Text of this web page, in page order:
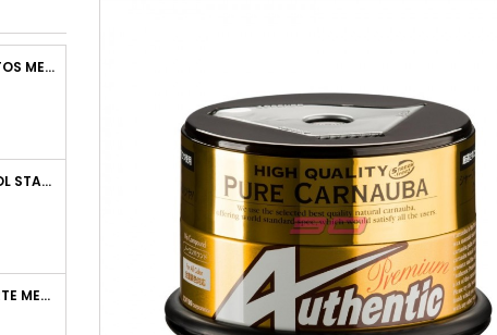
KIT DE PULIMENTOS MENZERNA 4 X 250ML
KOCHCHEMIE POL STAR 1L
PULIMENTO CORTE MENZERNA HEAVY CUT 400 250ML